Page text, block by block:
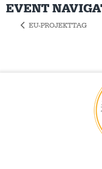
EVENT
EU-PROJEKTTAG